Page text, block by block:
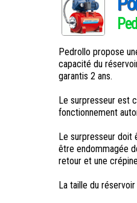
Pedrollo propose
capacité du
garantis 2 ans.
Le surpresseur est
fonctionnement
Le surpresseur doit
être endommagée
retour et une
La taille du